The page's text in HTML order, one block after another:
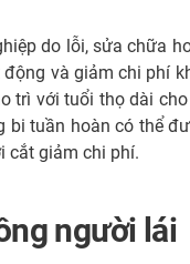
do lỗi, sửa chữa
và giảm chi phí
trì với tuổi thọ dài
tuần hoàn có thể
cắt giảm chi phí.
người lái